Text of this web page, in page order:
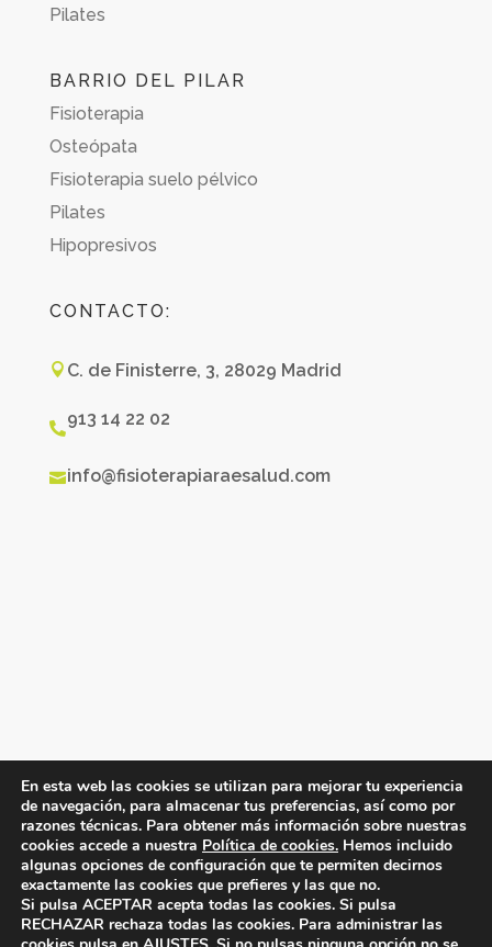
Pilates
BARRIO DEL PILAR
Fisioterapia
Osteópata
Fisioterapia suelo pélvico
Pilates
Hipopresivos
CONTACTO:
 C. de Finisterre, 3, 28029 Madrid
913 14 22 02
info@fisioterapiaraesalud.com
Copyright® 2026 FISIOTERAPIA RAE Salud
Diseño webInboost Marketing|Mapa Web |
En esta web las cookies se utilizan para mejorar tu experiencia
de navegación, para almacenar tus preferencias, así como por
razones técnicas. Para obtener más información sobre nuestras
cookies accede a nuestra Política de cookies. Hemos incluido
algunas opciones de configuración que te permiten decirnos
exactamente las cookies que prefieres y las que no.
Si pulsa ACEPTAR acepta todas las cookies. Si pulsa
RECHAZAR rechaza todas las cookies. Para administrar las